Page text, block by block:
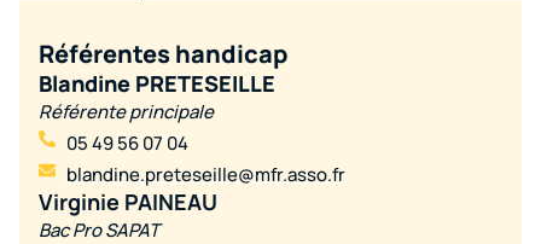
Référentes handicap
Blandine PRETESEILLE
Référente principale
05 49 56 07 04
blandine.preteseille@mfr.asso.fr
Virginie PAINEAU
Bac Pro SAPAT